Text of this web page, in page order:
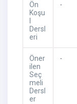
Ön
Koşu
Dersl
eri
-
Öner
ilen
Seç
meli
Dersl
er
-